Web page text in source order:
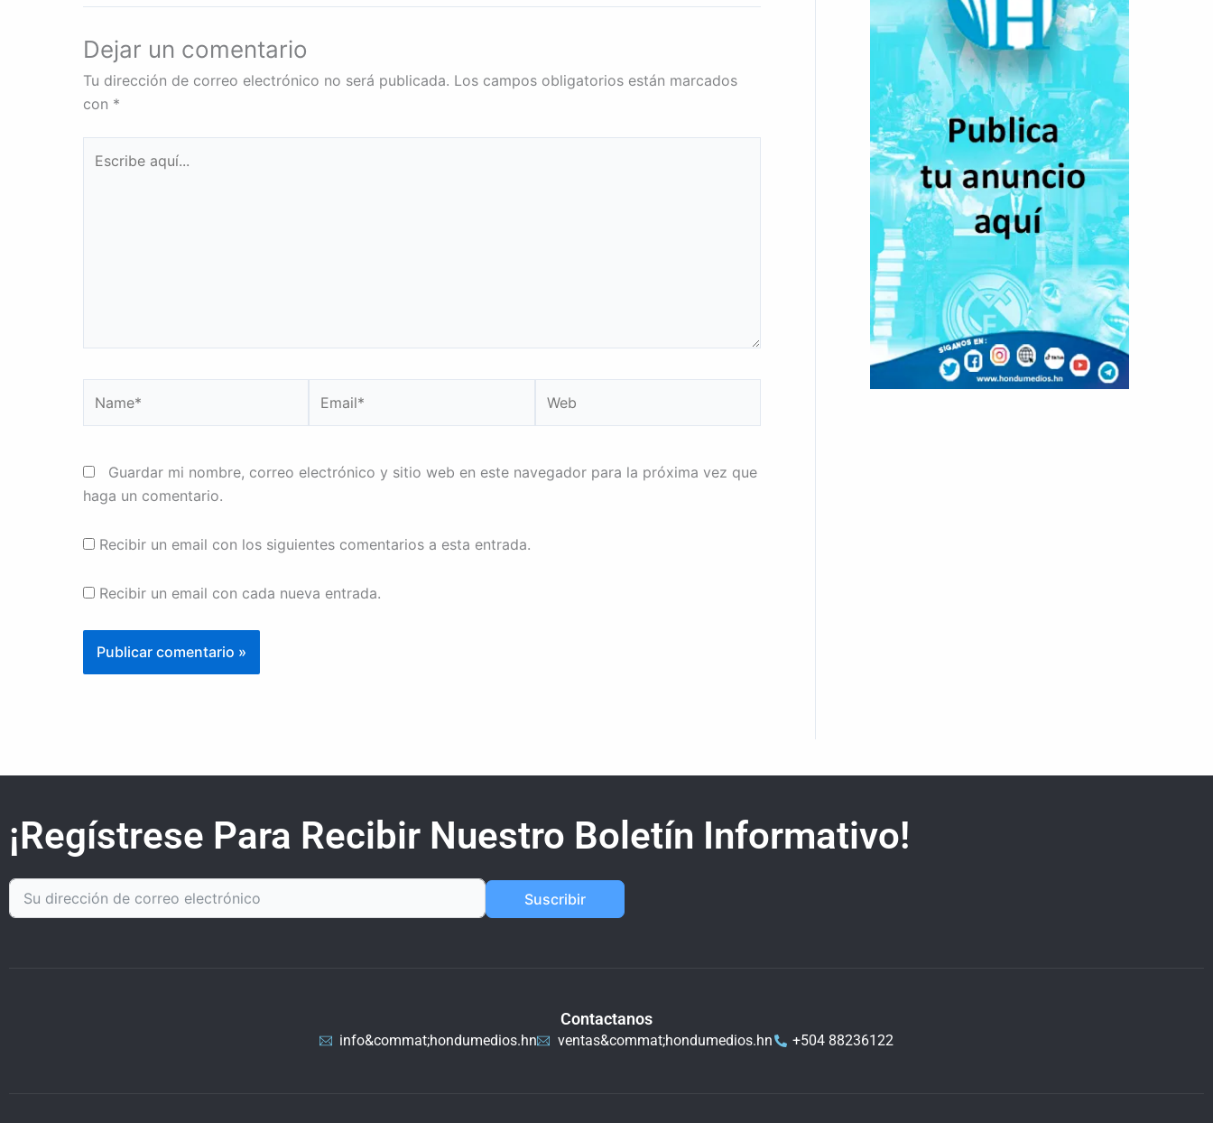
Dejar un comentario
Tu dirección de correo electrónico no será publicada. Los campos obligatorios están marcados
con *
aquí...
Guardar mi nombre, correo electrónico y sitio web en este navegador para la próxima vez que
haga un comentario.
Recibir un email con los siguientes comentarios a esta entrada.
Recibir un email con cada nueva entrada.
¡Regístrese Para Recibir Nuestro Boletín Informativo!
Suscribir
Contactanos
info&commat;hondumedios.hn ventas&commat;hondumedios.hn +504 88236122